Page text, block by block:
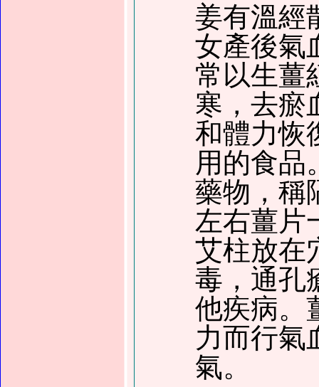
姜有溫經
女產後氣
常以生薑
寒，去瘀
和體力恢
用的食品
藥物，稱
左右薑片
艾柱放在
毒，通孔
他疾病。
力而行氣
氣。